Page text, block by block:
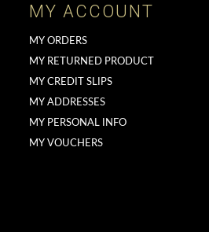
MY ACCOUNT
MY ORDERS
MY RETURNED PRODUCT
MY CREDIT SLIPS
MY ADDRESSES
MY PERSONAL INFO
MY VOUCHERS